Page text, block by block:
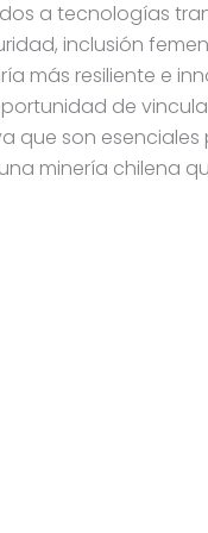
a tecnologías
inclusión
más resiliente e
de
que son esenciales
minería chilena